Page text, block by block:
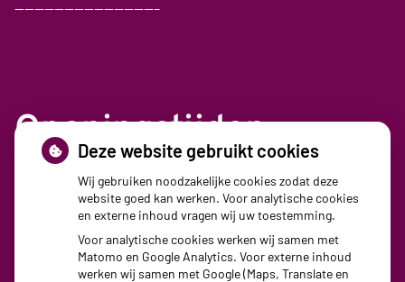
——————————————–
Openingstijden
08:30 - 17:30
08:30 - 17:30
Woensdag:
08:30 - 17:30
Donderdag:
08:30 - 17:30
08:30 - 17:30
Deze website gebruikt cookies
Wij gebruiken noodzakelijke cookies zodat deze
website goed kan werken. Voor analytische cookies
en externe inhoud vragen wij uw toestemming.
Voor analytische cookies werken wij samen met
Matomo en Google Analytics. Voor externe inhoud
werken wij samen met Google (Maps, Translate en